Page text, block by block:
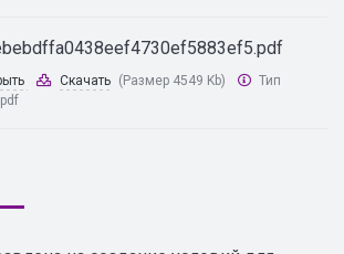
Скачать (Размер 4549 Kb)
Тип
pdf